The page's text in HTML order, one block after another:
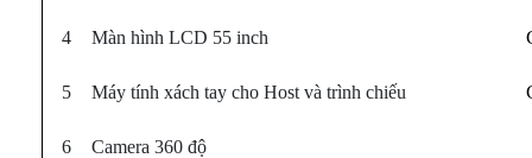
4 Màn hình LCD 55 inch
5 Máy tính xách tay cho Host và trình chiếu
6 Camera 360 độ